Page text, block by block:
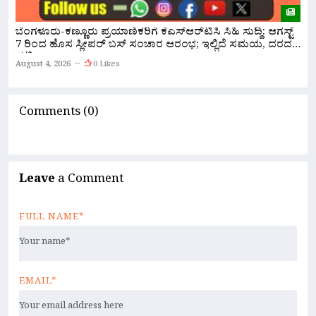
ಬೆಂಗಳೂರು-ಕಣ್ಣೂರು ಪ್ರಯಾಣಿಕರಿಗೆ ಕೆಎಸ್‌ಆರ್‌ಟಿಸಿ ಸಿಹಿ ಸುದ್ದಿ: ಆಗಸ್ಟ್
7 ರಿಂದ ಹೊಸ ಸ್ಲೀಪರ್ ಬಸ್ ಸಂಚಾರ ಆರಂಭ; ಇಲ್ಲಿದೆ ಸಮಯ, ದರದ
ಪಟ್ಟಿ!
August 4, 2026 0 Likes
Comments (0)
Leave a Comment
FULL NAME*
EMAIL*